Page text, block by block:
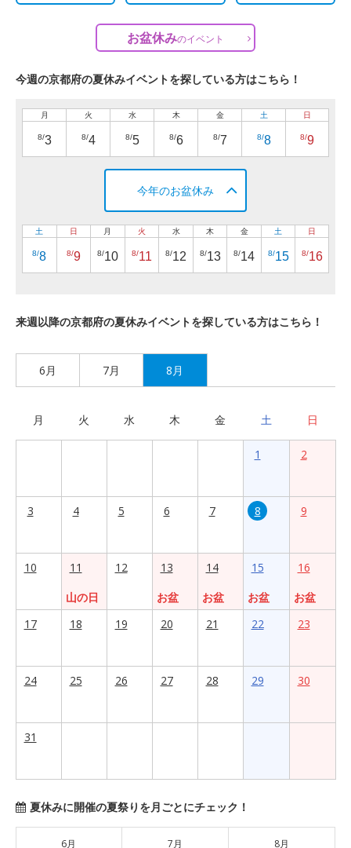
お盆休みのイベント
今週の京都府の夏休みイベントを探している方はこちら！
月
8/3
火
8/4
水
8/5
木
8/6
金
8/7
土
8/8
日
8/9
今年のお盆休み
土
8/8
日
8/9
月
8/10
火
8/11
水
8/12
木
8/13
金
8/14
土
8/15
日
8/16
来週以降の京都府の夏休みイベントを探している方はこちら！
6月 7月 8月
月 火 水 木 金 土 日
1 2
3 4 5 6 7 8 9
10
11
山の日
12
13
お盆
14
お盆
15
お盆
16
お盆
17
18 19 20 21 22 23
24 25 26 27 28 29 30
31
夏休みに開催の夏祭りを月ごとにチェック！
6月 7月 8月